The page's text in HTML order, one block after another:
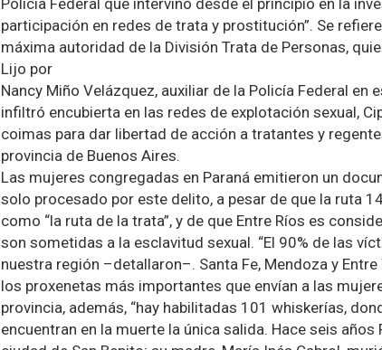
Policía Federal que intervino desde el principio en la
participación en redes de trata y prostitución”. Se
máxima autoridad de la División Trata de Personas,
Lijo por
Nancy Miño Velázquez, auxiliar de la Policía Federal en
infiltró encubierta en las redes de explotación sexual,
coimas para dar libertad de acción a tratantes y
provincia de Buenos Aires.
Las mujeres congregadas en Paraná emitieron un
solo procesado por este delito, a pesar de que la ruta
como “la ruta de la trata”, y de que Entre Ríos es
son sometidas a la esclavitud sexual. “El 90% de las
nuestra región –detallaron–. Santa Fe, Mendoza y
los proxenetas más importantes que envían a las
provincia, además, “hay habilitadas 101 whiskerías,
encuentran en la muerte la única salida. Hace seis